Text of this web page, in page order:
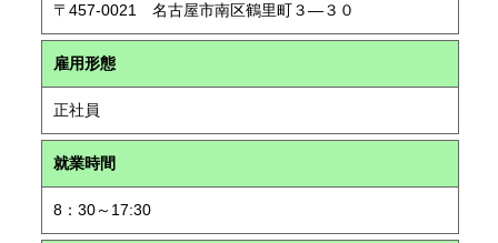
〒457-0021 名古屋市南区鶴里町３―３０
雇用形態
正社員
就業時間
8：30～17:30